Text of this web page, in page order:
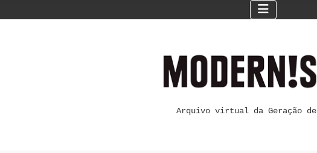
Arquivo virtual da Geração de